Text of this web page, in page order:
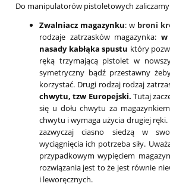
Do manipulatorów pistoletowych
Zwalniacz magazynku: w broni
rodzaje zatrzasków magazynka: w
nasady kabłąka spustu który
ręką trzymającą pistolet w
symetryczny bądź przestawny
korzystać. Drugi rodzaj rodzaj
chwytu, tzw Europejski. Tutaj
się u dołu chwytu za
chwytu i wymaga użycia drugiej
zazwyczaj ciasno siedzą w
wyciągnięcia ich potrzeba siły.
przypadkowym wypięciem
rozwiązania jest to że jest równie
i leworęcznych.